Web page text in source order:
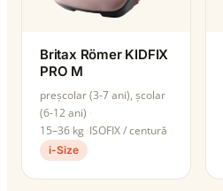
Britax Römer KIDFIX
PRO M
preșcolar (3-7 ani), școlar
(6-12 ani)
15–36 kg ISOFIX / centură
i-Size